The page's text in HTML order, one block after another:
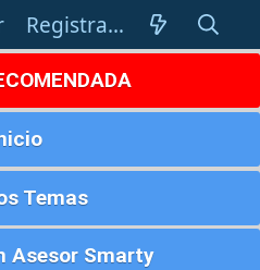
Registrarse
Temas
Asesor Smarty